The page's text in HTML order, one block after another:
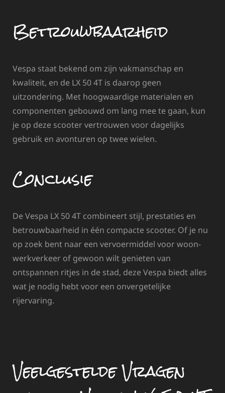
Betrouwbaarheid
Vespa staat bekend om zijn vakmanschap en
kwaliteit, en de LX 50 4T is daarop geen
uitzondering. Met hoogwaardige materialen en
componenten gebouwd om lang mee te gaan, kun
je op deze scooter vertrouwen voor dagelijks
gebruik en avonturen op twee wielen.
Conclusie
De Vespa LX 50 4T combineert stijl, prestaties en
betrouwbaarheid in één compacte scooter. Of je nu
op zoek bent naar een vervoermiddel voor woon-
werkverkeer of gewoon wilt genieten van
ontspannen ritjes in de stad, deze Vespa biedt alles
wat je nodig hebt voor een onvergetelijke
rijervaring.
Veelgestelde Vragen